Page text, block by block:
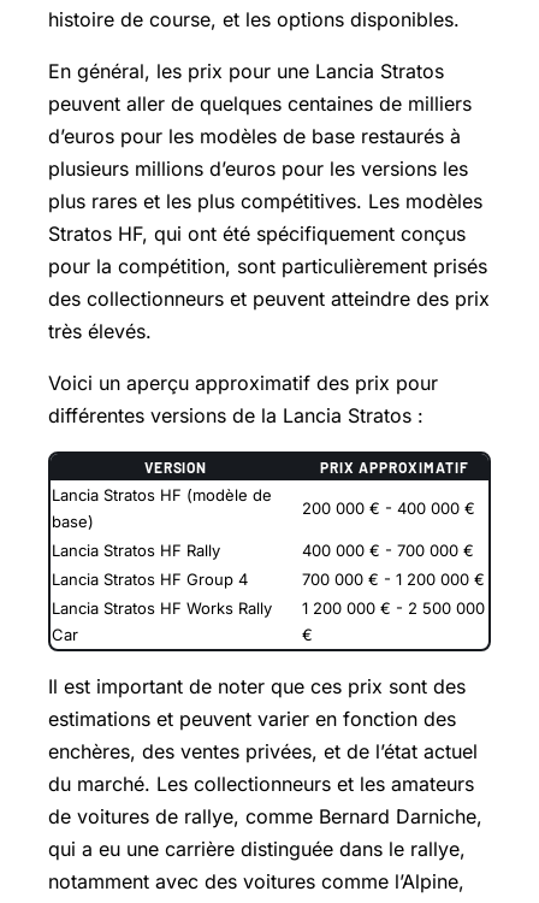
histoire de course, et les options disponibles.
En général, les prix pour une Lancia Stratos
peuvent aller de quelques centaines de milliers
d’euros pour les modèles de base restaurés à
plusieurs millions d’euros pour les versions les
plus rares et les plus compétitives. Les modèles
Stratos HF, qui ont été spécifiquement conçus
pour la compétition, sont particulièrement prisés
des collectionneurs et peuvent atteindre des prix
très élevés.
Voici un aperçu approximatif des prix pour
différentes versions de la Lancia Stratos :
VERSION PRIX APPROXIMATIF
Lancia Stratos HF (modèle de
base)
200 000 € - 400 000 €
Lancia Stratos HF Rally
400 000 € - 700 000 €
Lancia Stratos HF Group 4
700 000 € - 1 200 000 €
Lancia Stratos HF Works Rally
Car
1 200 000 € - 2 500 000
€
Il est important de noter que ces prix sont des
estimations et peuvent varier en fonction des
enchères, des ventes privées, et de l’état actuel
du marché. Les collectionneurs et les amateurs
de voitures de rallye, comme Bernard Darniche,
qui a eu une carrière distinguée dans le rallye,
notamment avec des voitures comme l’Alpine,